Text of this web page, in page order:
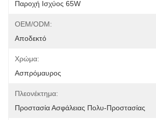
Παροχή Ισχύος 65W
OEM/ODM:
Αποδεκτό
Χρώμα:
Ασπρόμαυρος
Πλεονέκτημα:
Προστασία Ασφάλειας Πολυ-Προστασίας